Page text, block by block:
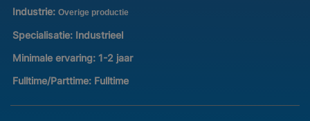
Industrie: Overige productie
Specialisatie: Industrieel
Minimale ervaring: 1-2 jaar
Fulltime/Parttime: Fulltime